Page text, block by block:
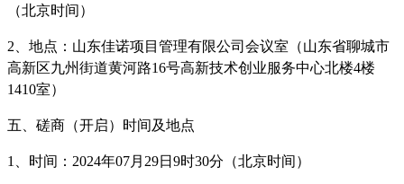
（北京时间）
2、地点： 山东佳诺项目管理有限公司会议室（山东省聊城市
高新区九州街道黄河路16号高新技术创业服务中心北楼4楼
1410室）
五、 磋商 （开启）时间及地点
1、时间： 2024年07月29日 9时30分（北京时间）